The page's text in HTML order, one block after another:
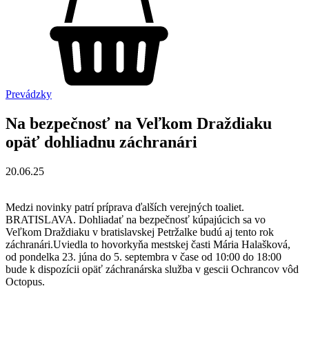
Prevádzky
Na bezpečnosť na Veľkom Draždiaku
opäť dohliadnu záchranári
20.06.25
Medzi novinky patrí príprava ďalších verejných toaliet.
BRATISLAVA. Dohliadať na bezpečnosť kúpajúcich sa vo
Veľkom Draždiaku v bratislavskej Petržalke budú aj tento rok
záchranári.Uviedla to hovorkyňa mestskej časti Mária Halašková,
od pondelka 23. júna do 5. septembra v čase od 10:00 do 18:00
bude k dispozícii opäť záchranárska služba v gescii Ochrancov vôd
Octopus.